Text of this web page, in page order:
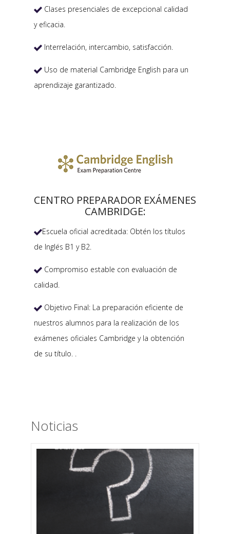
 Clases presenciales de excepcional calidad
y eficacia.
 Interrelación, intercambio, satisfacción.
 Uso de material Cambridge English para un
aprendizaje garantizado.
CENTRO PREPARADOR EXÁMENES
CAMBRIDGE:
Escuela oficial acreditada: Obtén los títulos
de Inglés B1 y B2.
 Compromiso estable con evaluación de
calidad.
 Objetivo Final: La preparación eficiente de
nuestros alumnos para la realización de los
exámenes oficiales Cambridge y la obtención
de su título. .
Noticias